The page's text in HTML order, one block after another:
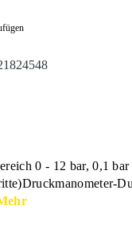
0 - 12 bar, 0,1